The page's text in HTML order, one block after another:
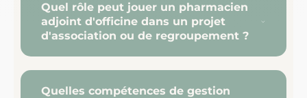
Quel rôle peut jouer un pharmacien
adjoint d'officine dans un projet
d'association ou de regroupement ?
Quelles compétences de gestion